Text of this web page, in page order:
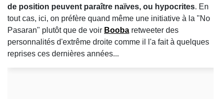
de position peuvent paraître naïves, ou hypocrites. En
tout cas, ici, on préfère quand même une initiative à la "No
Pasaran" plutôt que de voir Booba retweeter des
personnalités d'extrême droite comme il l'a fait à quelques
reprises ces dernières années...